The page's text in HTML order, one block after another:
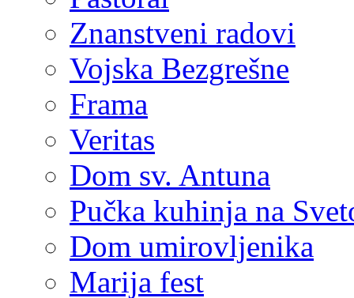
Znanstveni radovi
Vojska Bezgrešne
Frama
Veritas
Dom sv. Antuna
Pučka kuhinja na
Dom umirovljenika
Marija fest